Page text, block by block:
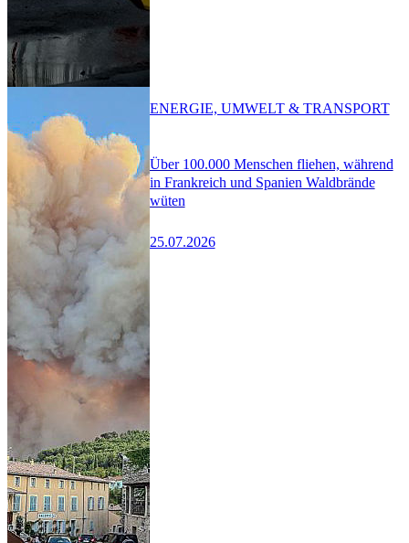
Über 100.000 Menschen fliehen, während
in Frankreich und Spanien Waldbrände
wüten
25.07.2026
ENERGIE, UMWELT & TRANSPORT